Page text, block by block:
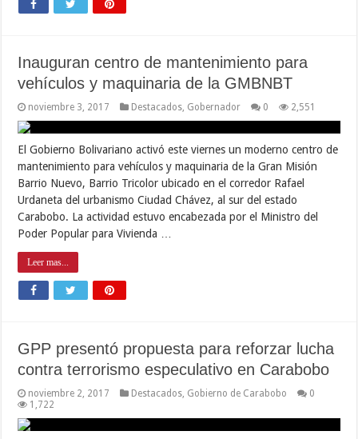
Inauguran centro de mantenimiento para
vehículos y maquinaria de la GMBNBT
noviembre 3, 2017 Destacados Gobernador 0 2,551
El Gobierno Bolivariano activó este viernes un moderno centro de
mantenimiento para vehículos y maquinaria de la Gran Misión
Barrio Nuevo, Barrio Tricolor ubicado en el corredor Rafael
Urdaneta del urbanismo Ciudad Chávez, al sur del estado
Carabobo. La actividad estuvo encabezada por el Ministro del
Poder Popular para Vivienda …
Leer mas...
GPP presentó propuesta para reforzar lucha
contra terrorismo especulativo en Carabobo
noviembre 2, 2017 Destacados Gobierno de Carabobo
0
1,722